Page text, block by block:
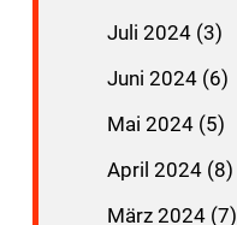
Juli 2024 (3)
Juni 2024 (6)
Mai 2024 (5)
April 2024 (8)
März 2024 (7)